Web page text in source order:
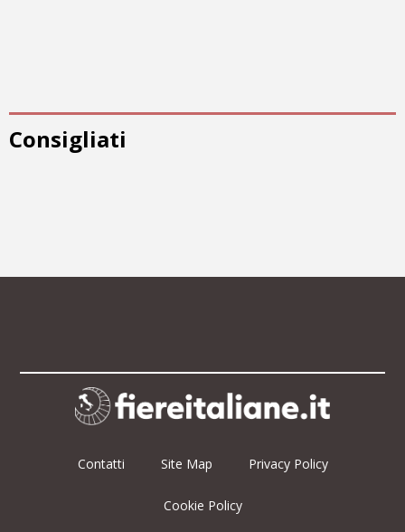
Consigliati
Contatti Site Map Privacy Policy
Cookie Policy